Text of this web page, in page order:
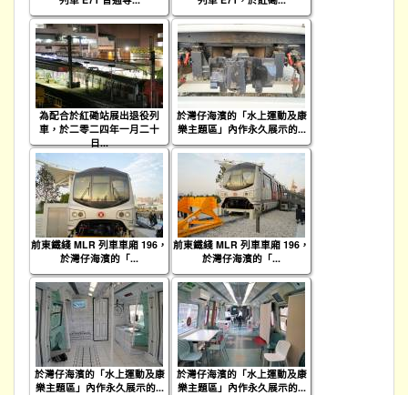
為配合於紅磡站展出退役列
車，於二零二四年一月二十
日...
於灣仔海濱的「水上運動及康
樂主題區」內作永久展示的...
前東鐵綫 MLR 列車車廂 196，
於灣仔海濱的「...
前東鐵綫 MLR 列車車廂 196，
於灣仔海濱的「...
於灣仔海濱的「水上運動及康
樂主題區」內作永久展示的...
於灣仔海濱的「水上運動及康
樂主題區」內作永久展示的...